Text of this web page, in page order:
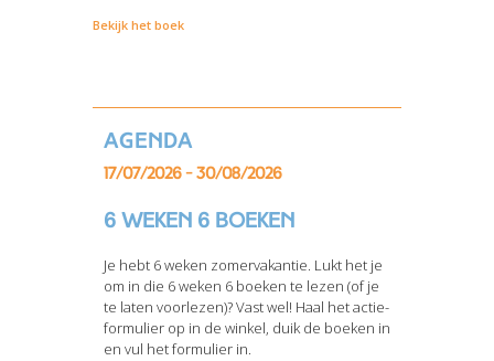
Bekijk het boek
Agenda
17/07/2026 - 30/08/2026
6 weken 6 boeken
Je hebt 6 weken zomervakantie. Lukt het je
om in die 6 weken 6 boeken te lezen (of je
te laten voorlezen)? Vast wel! Haal het actie-
formulier op in de winkel, duik de boeken in
en vul het formulier in.